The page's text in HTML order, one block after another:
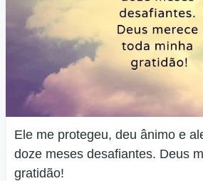
Ele me protegeu, deu ânimo e
doze meses desafiantes. Deus
gratidão!